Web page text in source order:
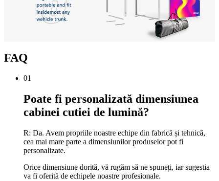
FAQ
01
Poate fi personalizată dimensiunea
cabinei cutiei de lumină?
R: Da. Avem propriile noastre echipe din fabrică și tehnică,
cea mai mare parte a dimensiunilor produselor pot fi
personalizate.
Orice dimensiune dorită, vă rugăm să ne spuneți, iar sugestia
va fi oferită de echipele noastre profesionale.